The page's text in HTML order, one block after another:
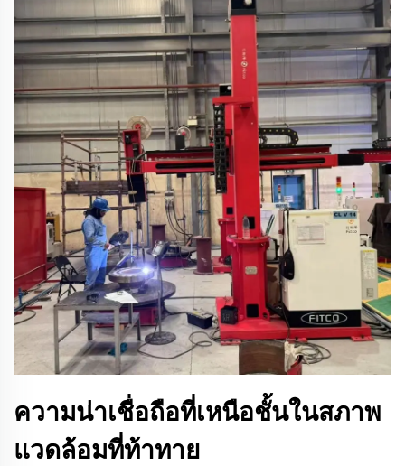
ความน่าเชื่อถือที่เหนือชั้นในสภาพ
แวดล้อมที่ท้าทาย